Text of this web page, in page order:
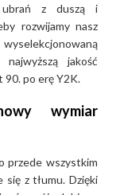
z duszą i
rozwijamy nasz
jakość
90. po erę Y2K.
wymiar
przede wszystkim
z tłumu. Dzięki